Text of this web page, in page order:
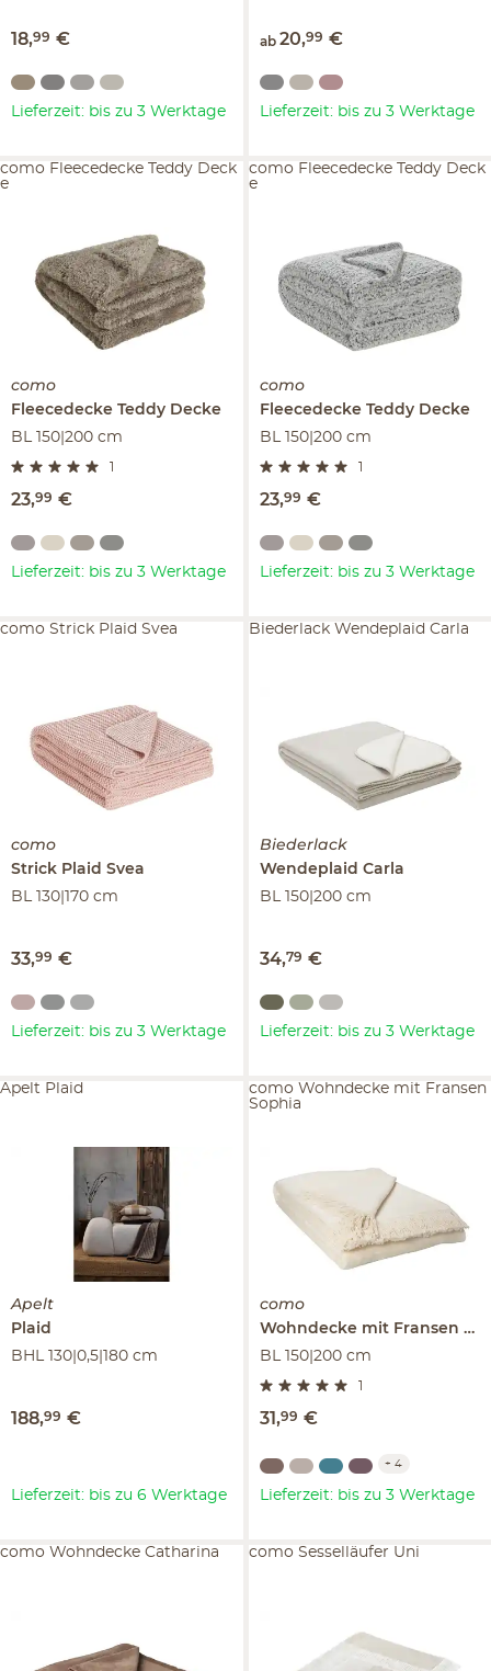
18,99 €
Lieferzeit: bis zu 3 Werktage
ab 20,99 €
Lieferzeit: bis zu 3 Werktage
como
Fleecedecke Teddy Decke
BL 150|200 cm
1
23,99 €
como Fleecedecke Teddy Deck
e
Lieferzeit: bis zu 3 Werktage
como
Fleecedecke Teddy Decke
BL 150|200 cm
1
23,99 €
como Fleecedecke Teddy Deck
e
Lieferzeit: bis zu 3 Werktage
como
Strick Plaid Svea
BL 130|170 cm
33,99 €
como Strick Plaid Svea
Lieferzeit: bis zu 3 Werktage
Biederlack
Wendeplaid Carla
BL 150|200 cm
34,79 €
Biederlack Wendeplaid Carla
Lieferzeit: bis zu 3 Werktage
Apelt
Plaid
BHL 130|0,5|180 cm
188,99 €
Apelt Plaid
Lieferzeit: bis zu 6 Werktage
como
Wohndecke mit Fransen
BL 150|200 cm
31,99 €
como Wohndecke mit Fransen
Sophia
+ 4
Lieferzeit: bis zu 3 Werktage
como Wohndecke Catharina como Sesselläufer Uni